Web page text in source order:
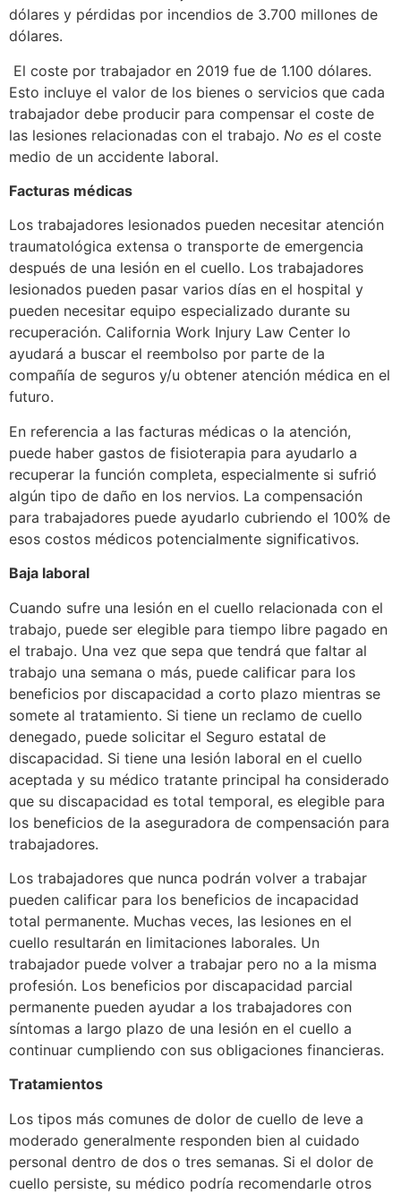
dólares y pérdidas por incendios de 3.700 millones de
dólares.
El coste por trabajador en 2019 fue de 1.100 dólares.
Esto incluye el valor de los bienes o servicios que cada
trabajador debe producir para compensar el coste de
las lesiones relacionadas con el trabajo. No es el coste
medio de un accidente laboral.
Facturas médicas
Los trabajadores lesionados pueden necesitar atención
traumatológica extensa o transporte de emergencia
después de una lesión en el cuello. Los trabajadores
lesionados pueden pasar varios días en el hospital y
pueden necesitar equipo especializado durante su
recuperación. California Work Injury Law Center lo
ayudará a buscar el reembolso por parte de la
compañía de seguros y/u obtener atención médica en el
futuro.
En referencia a las facturas médicas o la atención,
puede haber gastos de fisioterapia para ayudarlo a
recuperar la función completa, especialmente si sufrió
algún tipo de daño en los nervios. La compensación
para trabajadores puede ayudarlo cubriendo el 100% de
esos costos médicos potencialmente significativos.
Baja laboral
Cuando sufre una lesión en el cuello relacionada con el
trabajo, puede ser elegible para tiempo libre pagado en
el trabajo. Una vez que sepa que tendrá que faltar al
trabajo una semana o más, puede calificar para los
beneficios por discapacidad a corto plazo mientras se
somete al tratamiento. Si tiene un reclamo de cuello
denegado, puede solicitar el Seguro estatal de
discapacidad. Si tiene una lesión laboral en el cuello
aceptada y su médico tratante principal ha considerado
que su discapacidad es total temporal, es elegible para
los beneficios de la aseguradora de compensación para
trabajadores.
Los trabajadores que nunca podrán volver a trabajar
pueden calificar para los beneficios de incapacidad
total permanente. Muchas veces, las lesiones en el
cuello resultarán en limitaciones laborales. Un
trabajador puede volver a trabajar pero no a la misma
profesión. Los beneficios por discapacidad parcial
permanente pueden ayudar a los trabajadores con
síntomas a largo plazo de una lesión en el cuello a
continuar cumpliendo con sus obligaciones financieras.
Tratamientos
Los tipos más comunes de dolor de cuello de leve a
moderado generalmente responden bien al cuidado
personal dentro de dos o tres semanas. Si el dolor de
cuello persiste, su médico podría recomendarle otros